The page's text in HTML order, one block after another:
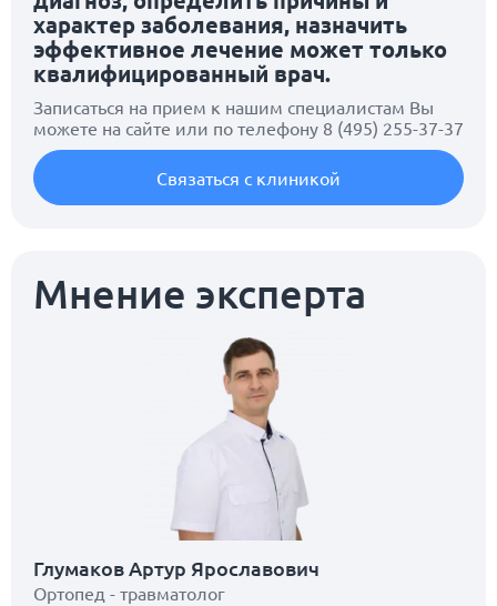
характер заболевания, назначить
эффективное лечение может только
квалифицированный врач.
Записаться на прием к нашим специалистам Вы
можете на сайте или по телефону 8 (495) 255-37-37
Связаться с клиникой
Мнение эксперта
Глумаков Артур Ярославович
Ортопед - травматолог